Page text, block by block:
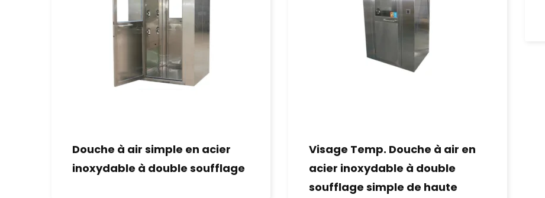
Douche à air simple en acier
inoxydable à double soufflage
Visage Temp. Douche à air en
acier inoxydable à double
soufflage simple de haute